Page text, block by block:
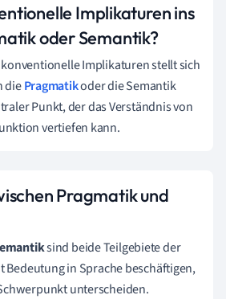
Implikaturen ins
oder Semantik?
Implikaturen stellt sich
diePragmatikoder die Semantik
Punkt, der das Verständnis von
vertiefen kann.
Pragmatik und
sind beide Teilgebiete der
Bedeutung in Sprache beschäftigen,
unterscheiden.